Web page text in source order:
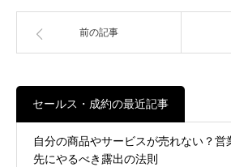
前の記事
セールス・成約の最近記事
自分の商品やサービスが売れない？営
先にやるべき露出の法則